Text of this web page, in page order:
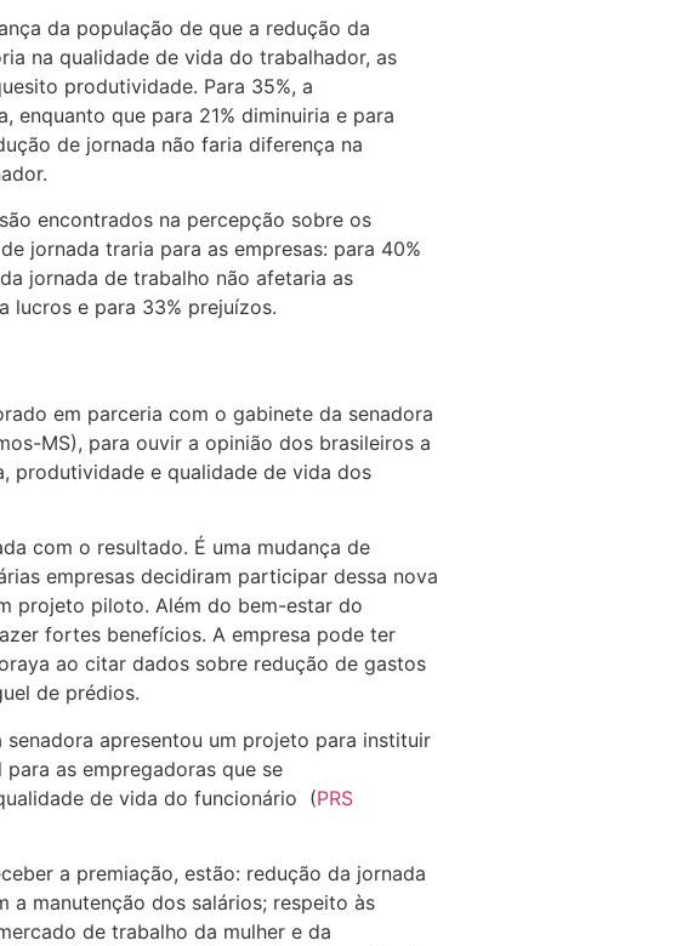
da população de que a redução da
na qualidade de vida do trabalhador, as
produtividade. Para 35%, a
enquanto que para 21% diminuiria e para
de jornada não faria diferença na
encontrados na percepção sobre os
jornada traria para as empresas: para 40%
jornada de trabalho não afetaria as
lucros e para 33% prejuízos.
em parceria com o gabinete da senadora
MS), para ouvir a opinião dos brasileiros a
produtividade e qualidade de vida dos
com o resultado. É uma mudança de
empresas decidiram participar dessa nova
projeto piloto. Além do bem-estar do
fortes benefícios. A empresa pode ter
ao citar dados sobre redução de gastos
de prédios.
senadora apresentou um projeto para instituir
as empregadoras que se
de vida do funcionário (PRS
a premiação, estão: redução da jornada
a manutenção dos salários; respeito às
de trabalho da mulher e da